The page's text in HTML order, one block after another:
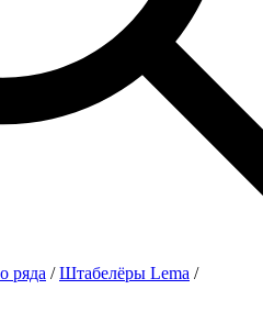
ряда /Штабелёры Lema /